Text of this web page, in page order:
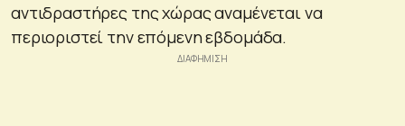
αντιδραστήρες της χώρας αναμένεται να
περιοριστεί την επόμενη εβδομάδα.